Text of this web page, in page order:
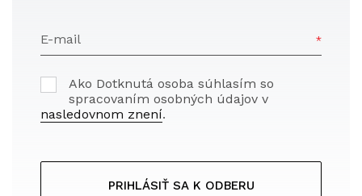
E-mail
Ako Dotknutá osoba súhlasím so
spracovaním osobných údajov v
nasledovnom znení.
PRIHLÁSIŤ SA K ODBERU